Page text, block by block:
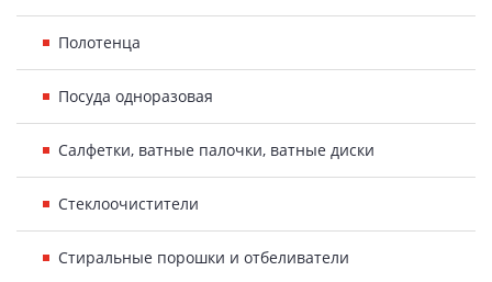
Полотенца
Посуда одноразовая
Салфетки, ватные палочки, ватные диски
Стеклоочистители
Стиральные порошки и отбеливатели